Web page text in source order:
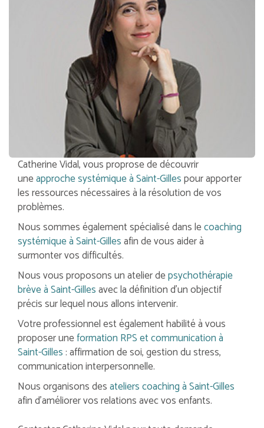
Catherine Vidal, vous proprose de découvrir
uneapproche systémique à Saint-Gillespour apporter
les ressources nécessaires à la résolution de vos
problèmes.
Nous sommes également spécialisé dans lecoaching
systémique à Saint-Gillesafin de vous aider à
surmonter vos difficultés.
Nous vous proposons un atelier depsychothérapie
brève à Saint-Gillesavec la définition d'un objectif
précis sur lequel nous allons intervenir.
Votre professionnel est également habilité à vous
proposer uneformation RPS et communication à
Saint-Gilles : affirmation de soi, gestion du stress,
communication interpersonnelle.
Nous organisons desateliers coaching à Saint-Gilles
afin d'améliorer vos relations avec vos enfants.